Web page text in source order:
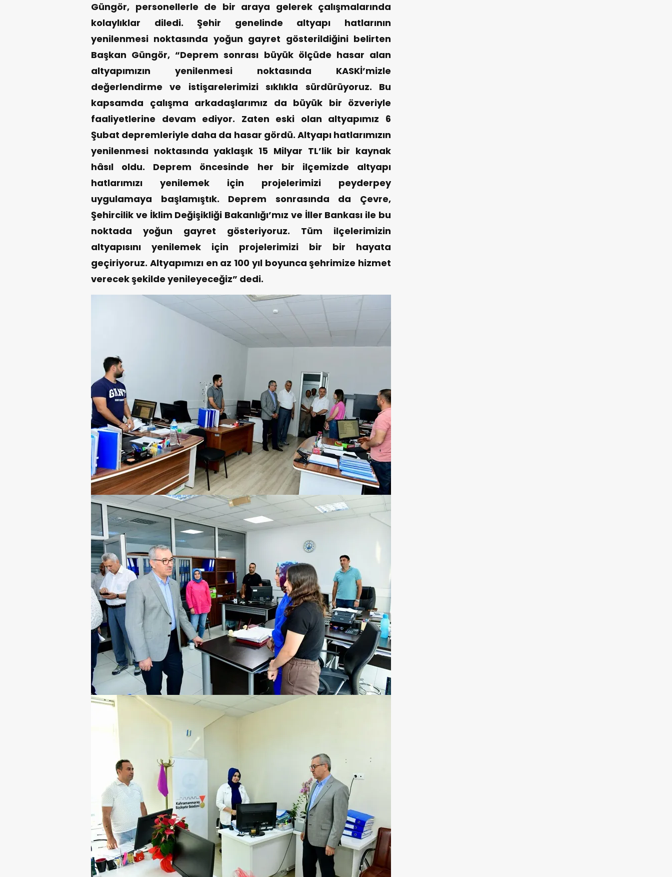
Güngör, personellerle de bir araya gelerek çalışmalarında
kolaylıklar diledi. Şehir genelinde altyapı hatlarının
yenilenmesi noktasında yoğun gayret gösterildiğini belirten
Başkan Güngör, “Deprem sonrası büyük ölçüde hasar alan
altyapımızın yenilenmesi noktasında KASKİ’mizle
değerlendirme ve istişarelerimizi sıklıkla sürdürüyoruz. Bu
kapsamda çalışma arkadaşlarımız da büyük bir özveriyle
faaliyetlerine devam ediyor. Zaten eski olan altyapımız 6
Şubat depremleriyle daha da hasar gördü. Altyapı hatlarımızın
yenilenmesi noktasında yaklaşık 15 Milyar TL’lik bir kaynak
hâsıl oldu. Deprem öncesinde her bir ilçemizde altyapı
hatlarımızı yenilemek için projelerimizi peyderpey
uygulamaya başlamıştık. Deprem sonrasında da Çevre,
Şehircilik ve İklim Değişikliği Bakanlığı’mız ve İller Bankası ile bu
noktada yoğun gayret gösteriyoruz. Tüm ilçelerimizin
altyapısını yenilemek için projelerimizi bir bir hayata
geçiriyoruz. Altyapımızı en az 100 yıl boyunca şehrimize hizmet
verecek şekilde yenileyeceğiz” dedi.